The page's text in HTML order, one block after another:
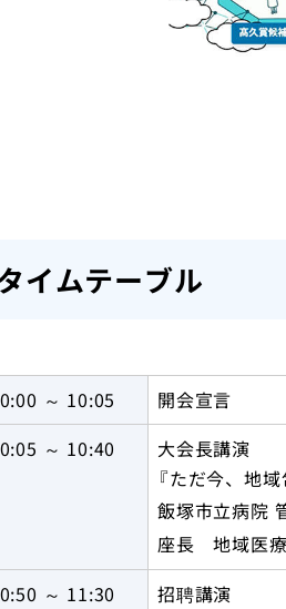
イムテーブル
～ 10:05
開会宣言
～ 10:40
大会長講演
『ただ今、地
飯塚市立病院
座長 地域医
～ 11:30
招聘講演